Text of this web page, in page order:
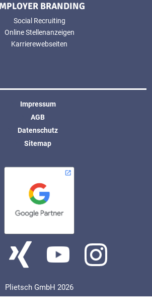
BRANDING
Social Recruiting
Online Stellenanzeigen
Karrierewebseiten
Impressum
AGB
Datenschutz
Sitemap
Plietsch GmbH 2026